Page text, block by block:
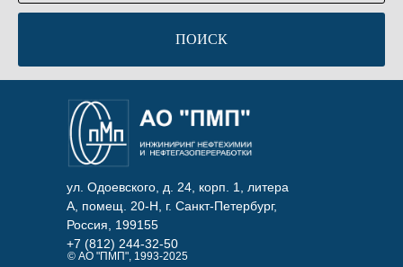
ПОИСК
© АО "ПМП", 1993-2025
ул. Одоевского, д. 24, корп. 1, литера
А, помещ. 20-Н, г. Санкт-Петербург,
Россия, 199155
+7 (812) 244-32-50